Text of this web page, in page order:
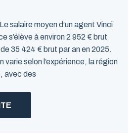
salaire moyen d’un agent Vinci
s’élève à environ 2 952 € brut
35 424 € brut par an en 2025.
varie selon l’expérience, la région
avec des